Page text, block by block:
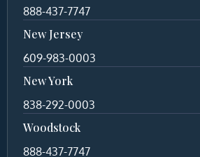
888-437-7747
New Jersey
609-983-0003
New York
838-292-0003
Woodstock
888-437-7747